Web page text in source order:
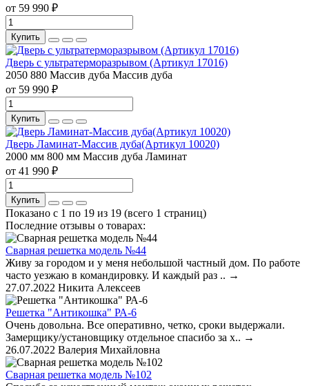
от 59 990 ₽
Купить
Дверь с ультратерморазрывом (Артикул 17016)
2050 880 Массив дуба Массив дуба
от 59 990 ₽
Купить
Дверь Ламинат-Массив дуба(Артикул 10020)
2000 мм 800 мм Массив дуба Ламинат
от 41 990 ₽
Купить
Показано с 1 по 19 из 19 (всего 1 страниц)
Последние отзывы о товарах:
Сварная решетка модель №44
Живу за городом и у меня небольшой частный дом. По работе
часто уезжаю в командировку. И каждый раз .. →
27.07.2022 Никита Алексеев
Решетка "Антикошка" РА-6
Очень довольна. Все оперативно, четко, сроки выдержали.
Замерщику/установщику отдельное спасибо за х.. →
26.07.2022 Валерия Михайловна
Сварная решетка модель №102